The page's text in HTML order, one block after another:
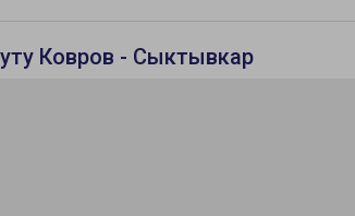
Ковров - Сыктывкар